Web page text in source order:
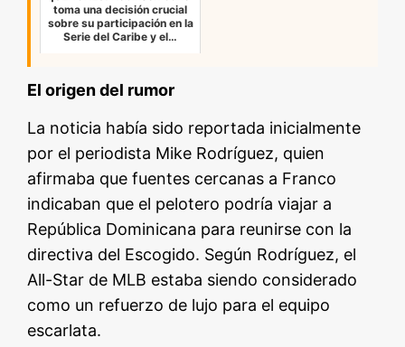
toma una decisión crucial
sobre su participación en la
Serie del Caribe y el…
El origen del rumor
La noticia había sido reportada inicialmente
por el periodista Mike Rodríguez, quien
afirmaba que fuentes cercanas a Franco
indicaban que el pelotero podría viajar a
República Dominicana para reunirse con la
directiva del Escogido. Según Rodríguez, el
All-Star de MLB estaba siendo considerado
como un refuerzo de lujo para el equipo
escarlata.